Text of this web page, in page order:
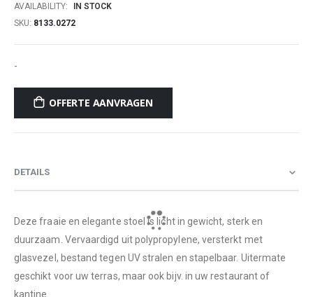
gallery
AVAILABILITY:
IN STOCK
SKU 8133.0272
-
OFFERTE AANVRAGEN
DETAILS
Deze fraaie en elegante stoel is licht in gewicht, sterk en
duurzaam. Vervaardigd uit polypropylene, versterkt met
glasvezel, bestand tegen UV stralen en stapelbaar. Uitermate
geschikt voor uw terras, maar ook bijv. in uw restaurant of
kantine.